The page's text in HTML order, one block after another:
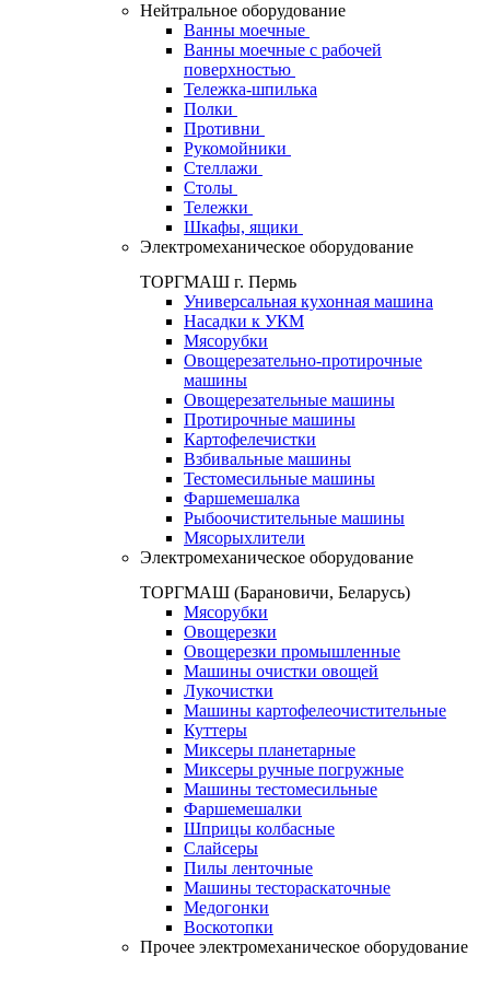
Нейтральное оборудование
Ванны моечные
Ванны моечные с рабочей
поверхностью
Тележка-шпилька
Полки
Противни
Рукомойники
Стеллажи
Столы
Тележки
Шкафы, ящики
Электромеханическое оборудование
ТОРГМАШ г. Пермь
Универсальная кухонная машина
Насадки к УКМ
Мясорубки
Овощерезательно-протирочные
машины
Овощерезательные машины
Протирочные машины
Картофелечистки
Взбивальные машины
Тестомесильные машины
Фаршемешалка
Рыбоочистительные машины
Мясорыхлители
Электромеханическое оборудование
ТОРГМАШ (Барановичи, Беларусь)
Мясорубки
Овощерезки
Овощерезки промышленные
Машины очистки овощей
Лукочистки
Машины картофелеочистительные
Куттеры
Миксеры планетарные
Миксеры ручные погружные
Машины тестомесильные
Фаршемешалки
Шприцы колбасные
Слайсеры
Пилы ленточные
Машины тестораскаточные
Медогонки
Воскотопки
Прочее электромеханическое оборудование